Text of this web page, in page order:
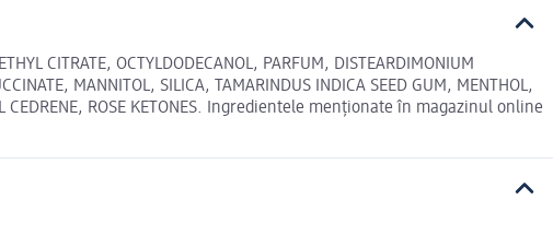
CITRATE, OCTYLDODECANOL, PARFUM, DISTEARDIMONIUM
MANNITOL, SILICA, TAMARINDUS INDICA SEED GUM, MENTHOL,
CEDRENE, ROSE KETONES. Ingredientele menționate în magazinul online